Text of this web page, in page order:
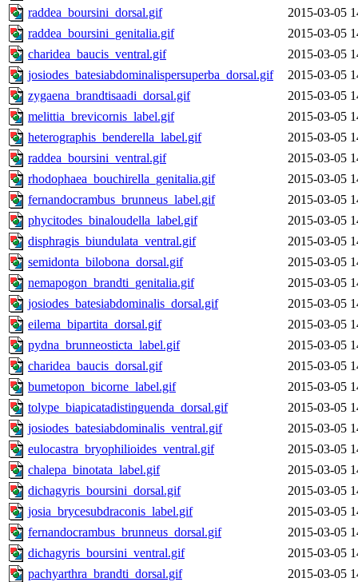
raddea_boursini_dorsal.gif
2015-03-05
raddea_boursini_genitalia.gif
2015-03-05
charidea_baucis_ventral.gif
2015-03-05
josiodes_batesiabdominalispersuperba_dorsal.gif
2015-03-05
zygaena_brandtisaadi_dorsal.gif
2015-03-05
melittia_brevicornis_label.gif
2015-03-05
heterographis_benderella_label.gif
2015-03-05
raddea_boursini_ventral.gif
2015-03-05
rhodophaea_bouchirella_genitalia.gif
2015-03-05
fernandocrambus_brunneus_label.gif
2015-03-05
phycitodes_binaloudella_label.gif
2015-03-05
disphragis_biundulata_ventral.gif
2015-03-05
semidonta_bilobona_dorsal.gif
2015-03-05
nemapogon_brandti_genitalia.gif
2015-03-05
josiodes_batesiabdominalis_dorsal.gif
2015-03-05
eilema_bipartita_dorsal.gif
2015-03-05
pydna_brunneosticta_label.gif
2015-03-05
charidea_baucis_dorsal.gif
2015-03-05
bumetopon_bicorne_label.gif
2015-03-05
tolype_biapicatadistinguenda_dorsal.gif
2015-03-05
josiodes_batesiabdominalis_ventral.gif
2015-03-05
eulocastra_bryophilioides_ventral.gif
2015-03-05
chalepa_binotata_label.gif
2015-03-05
dichagyris_boursini_dorsal.gif
2015-03-05
josia_brycesubdraconis_label.gif
2015-03-05
fernandocrambus_brunneus_dorsal.gif
2015-03-05
dichagyris_boursini_ventral.gif
2015-03-05
pachyarthra_brandti_dorsal.gif
2015-03-05